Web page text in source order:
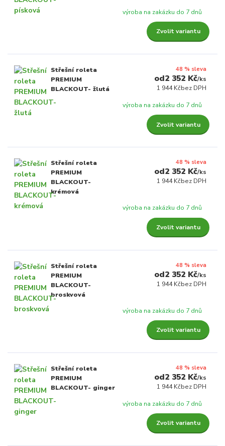
výroba na zakázku do 7 dnů
Zvolit variantu
Střešní roleta
PREMIUM
BLACKOUT- žlutá
48 % sleva
2 352 Kč/ks
1 944 Kčbez DPH
výroba na zakázku do 7 dnů
Zvolit variantu
Střešní roleta
PREMIUM
BLACKOUT-
krémová
48 % sleva
2 352 Kč/ks
1 944 Kčbez DPH
výroba na zakázku do 7 dnů
Zvolit variantu
Střešní roleta
PREMIUM
BLACKOUT-
broskvová
48 % sleva
2 352 Kč/ks
1 944 Kčbez DPH
výroba na zakázku do 7 dnů
Zvolit variantu
Střešní roleta
PREMIUM
BLACKOUT- ginger
48 % sleva
2 352 Kč/ks
1 944 Kčbez DPH
výroba na zakázku do 7 dnů
Zvolit variantu